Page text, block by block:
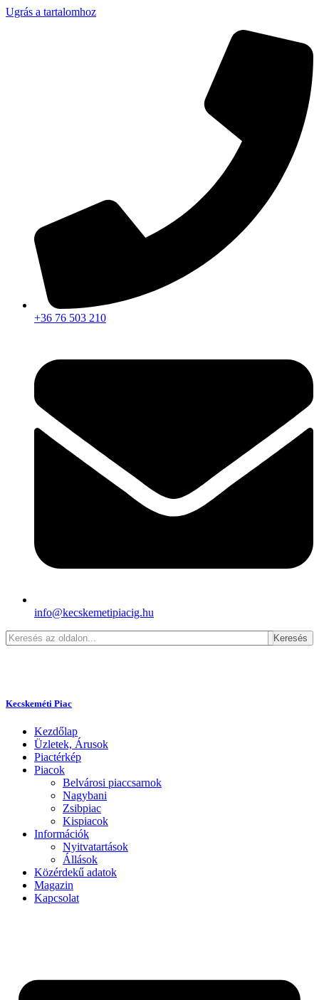
Ugrás a tartalomhoz
+36 76 503 210
info@kecskemetipiacig.hu
Keresés
Kecskeméti Piac
Kezdőlap
Üzletek, Árusok
Piactérkép
Piacok
Belvárosi piaccsarnok
Nagybani
Zsibpiac
Kispiacok
Információk
Nyitvatartások
Állások
Közérdekű adatok
Magazin
Kapcsolat